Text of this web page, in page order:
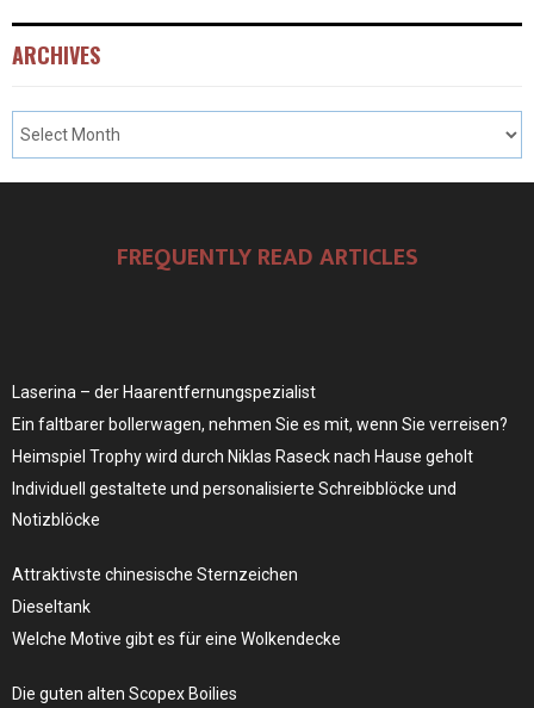
ARCHIVES
FREQUENTLY READ ARTICLES
Laserina – der Haarentfernungspezialist
Ein faltbarer bollerwagen, nehmen Sie es mit, wenn Sie verreisen?
Heimspiel Trophy wird durch Niklas Raseck nach Hause geholt
Individuell gestaltete und personalisierte Schreibblöcke und
Notizblöcke
Attraktivste chinesische Sternzeichen
Dieseltank
Welche Motive gibt es für eine Wolkendecke
Die guten alten Scopex Boilies